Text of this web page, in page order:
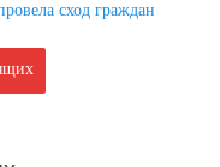
сход граждан